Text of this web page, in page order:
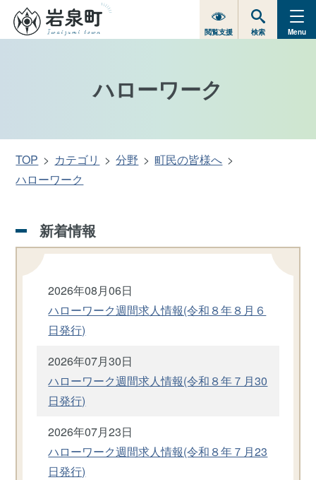
閲覧支援 検索 Menu
ハローワーク
TOP カテゴリ 分野
町民の皆様へ
ハローワーク
新着情報
2026年08月06日
ハローワーク週間求人情報(令和８年８月６
日発行)
2026年07月30日
ハローワーク週間求人情報(令和８年７月30
日発行)
2026年07月23日
ハローワーク週間求人情報(令和８年７月23
日発行)